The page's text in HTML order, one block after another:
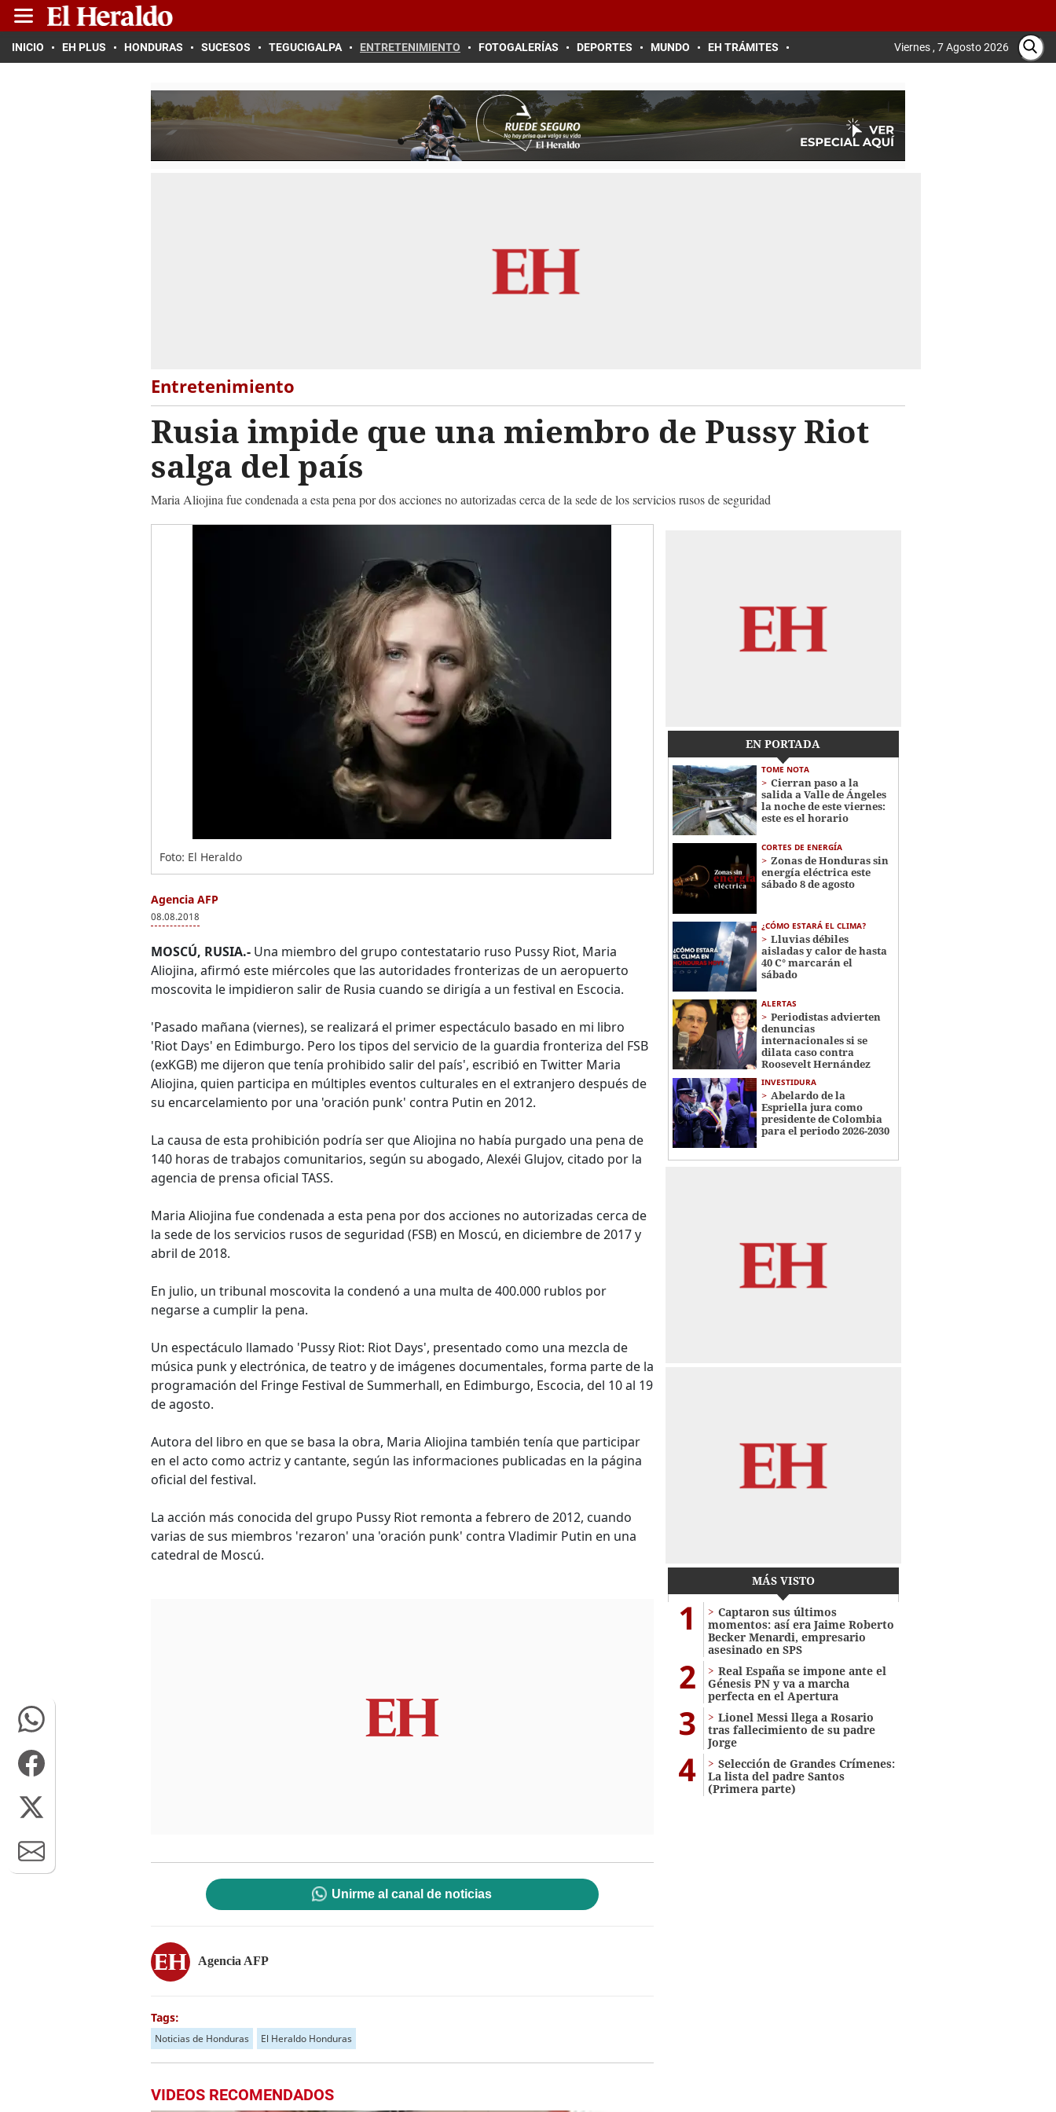
INICIO EH PLUS HONDURAS SUCESOS TEGUCIGALPA ENTRETENIMIENTO FOTOGALERÍAS DEPORTES MUNDO EH TRÁMITES Viernes , 7 Agosto 2026
Entretenimiento
Rusia impide que una miembro de Pussy Riot
salga del país
Maria Aliojina fue condenada a esta pena por dos acciones no autorizadas cerca de la sede de los servicios rusos de seguridad
Foto: El Heraldo
Agencia AFP
08.08.2018
MOSCÚ, RUSIA.- Una miembro del grupo contestatario ruso Pussy Riot, Maria
Aliojina, afirmó este miércoles que las autoridades fronterizas de un aeropuerto
moscovita le impidieron salir de Rusia cuando se dirigía a un festival en Escocia.
'Pasado mañana (viernes), se realizará el primer espectáculo basado en mi libro
'Riot Days' en Edimburgo. Pero los tipos del servicio de la guardia fronteriza del FSB
(exKGB) me dijeron que tenía prohibido salir del país', escribió en Twitter Maria
Aliojina, quien participa en múltiples eventos culturales en el extranjero después de
su encarcelamiento por una 'oración punk' contra Putin en 2012.
La causa de esta prohibición podría ser que Aliojina no había purgado una pena de
140 horas de trabajos comunitarios, según su abogado, Alexéi Glujov, citado por la
agencia de prensa oficial TASS.
Maria Aliojina fue condenada a esta pena por dos acciones no autorizadas cerca de
la sede de los servicios rusos de seguridad (FSB) en Moscú, en diciembre de 2017 y
abril de 2018.
En julio, un tribunal moscovita la condenó a una multa de 400.000 rublos por
negarse a cumplir la pena.
Un espectáculo llamado 'Pussy Riot: Riot Days', presentado como una mezcla de
música punk y electrónica, de teatro y de imágenes documentales, forma parte de la
programación del Fringe Festival de Summerhall, en Edimburgo, Escocia, del 10 al 19
de agosto.
Autora del libro en que se basa la obra, Maria Aliojina también tenía que participar
en el acto como actriz y cantante, según las informaciones publicadas en la página
oficial del festival.
La acción más conocida del grupo Pussy Riot remonta a febrero de 2012, cuando
varias de sus miembros 'rezaron' una 'oración punk' contra Vladimir Putin en una
catedral de Moscú.
Unirme al canal de noticias
Agencia AFP
Tags:
Noticias de Honduras El Heraldo Honduras
VIDEOS RECOMENDADOS
EN PORTADA
TOME NOTA
Cierran paso a la
salida a Valle de Ángeles
la noche de este viernes:
este es el horario
CORTES DE ENERGÍA
Zonas de Honduras sin
energía eléctrica este
sábado 8 de agosto
¿CÓMO ESTARÁ EL CLIMA?
Lluvias débiles
aisladas y calor de hasta
40 C° marcarán el
sábado
ALERTAS
Periodistas advierten
denuncias
internacionales si se
dilata caso contra
Roosevelt Hernández
INVESTIDURA
Abelardo de la
Espriella jura como
presidente de Colombia
para el periodo 2026-2030
MÁS VISTO
1
Captaron sus últimos
momentos: así era Jaime Roberto
Becker Menardi​​​, empresario
asesinado en SPS
2
Real España se impone ante el
Génesis PN y va a marcha
perfecta en el Apertura
3
Lionel Messi llega a Rosario
tras fallecimiento de su padre
Jorge
4
Selección de Grandes Crímenes:
La lista del padre Santos
(Primera parte)